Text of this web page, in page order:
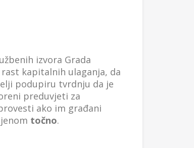
izvora Grada
kapitalnih ulaganja, da
podupiru tvrdnju da je
preduvjeti za
ako im građani
točno.